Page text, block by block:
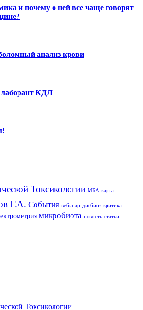
и почему о ней все чаще говорят
анализ крови
КДЛ
Токсикологии МБА-карта
Г.А. События вебинар дисбиоз критика
микробиота новость статьи